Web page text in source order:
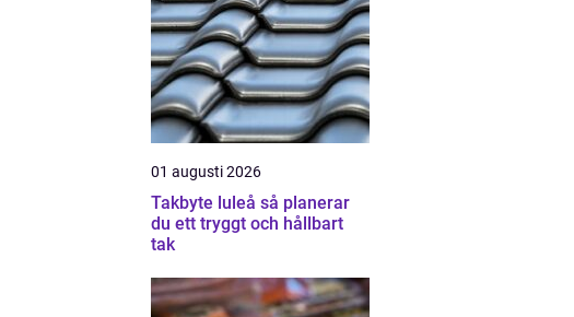
01 augusti 2026
Takbyte luleå så planerar
du ett tryggt och hållbart
tak